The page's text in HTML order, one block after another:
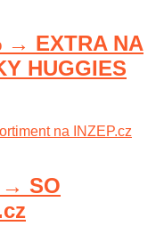
→ EXTRA NA
HUGGIES
→ SO